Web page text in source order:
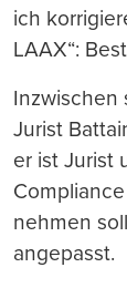
ich
LAAX“:
Inzwischen
Jurist
er ist Jurist
nehmen
angepasst.